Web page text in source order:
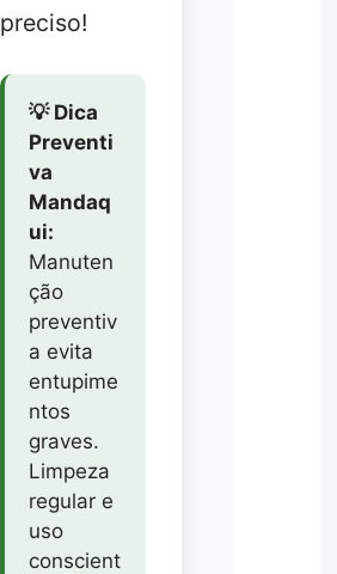
preciso!
💡 Dica
Preventi
va
Mandaq
ui:
Manuten
ção
preventiv
a evita
entupime
ntos
graves.
Limpeza
regular e
uso
conscient